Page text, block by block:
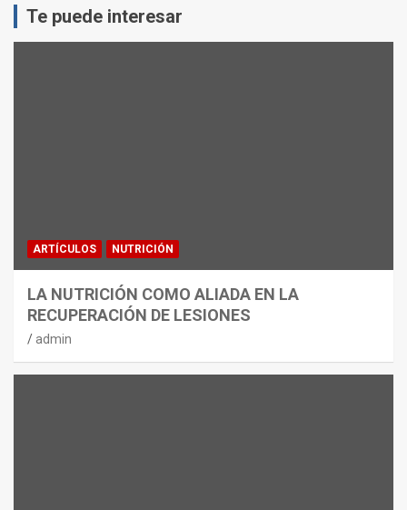
Te puede interesar
ARTÍCULOS NUTRICIÓN
LA NUTRICIÓN COMO ALIADA EN LA
RECUPERACIÓN DE LESIONES
admin